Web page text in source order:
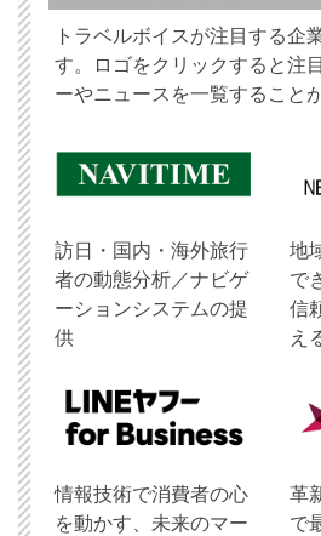
トラベルボイスが注目する企
す。ロゴをクリックすると注
ーやニュースを一覧すること
訪日・国内・海外旅行
者の動態分析／ナビゲ
ーションシステムの提
供
地
で
信
え
情報技術で消費者の心
を動かす、未来のマー
革
で